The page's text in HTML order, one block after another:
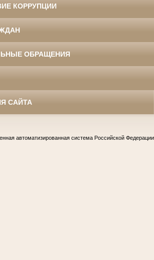
КОРРУПЦИИ
ОБРАЩЕНИЯ
САЙТА
автоматизированная система Российской